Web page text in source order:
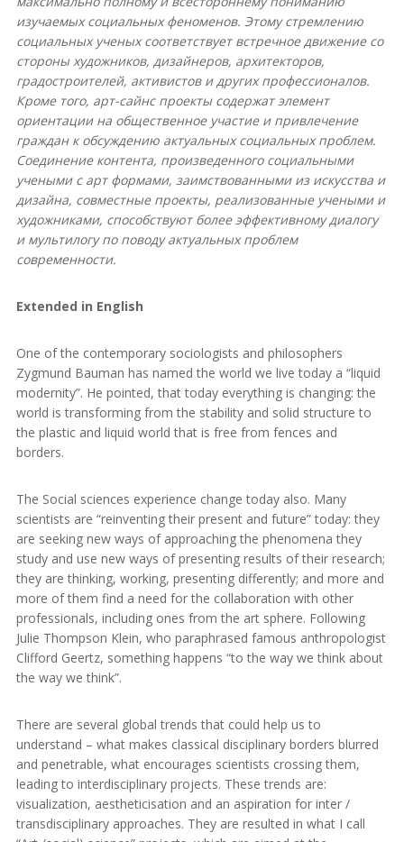
изучаемых социальных феноменов. Этому стремлению
социальных ученых соответствует встречное движение со
стороны художников, дизайнеров, архитекторов,
градостроителей, активистов и других профессионалов.
Кроме того, арт-сайнс проекты содержат элемент
ориентации на общественное участие и привлечение
граждан к обсуждению актуальных социальных проблем.
Соединение контента, произведенного социальными
учеными с арт формами, заимствованными из искусства и
дизайна, совместные проекты, реализованные учеными и
художниками, способствуют более эффективному диалогу
и мультилогу по поводу актуальных проблем
современности.
Extended in English
One of the contemporary sociologists and philosophers
Zygmund Bauman has named the world we live today a “liquid
modernity”. He pointed, that today everything is changing: the
world is transforming from the stability and solid structure to
the plastic and liquid world that is free from fences and
borders.
The Social sciences experience change today also. Many
scientists are “reinventing their present and future” today: they
are seeking new ways of approaching the phenomena they
study and use new ways of presenting results of their research;
they are thinking, working, presenting differently; and more and
more of them find a need for the collaboration with other
professionals, including ones from the art sphere. Following
Julie Thompson Klein, who paraphrased famous anthropologist
Clifford Geertz, something happens “to the way we think about
the way we think”.
There are several global trends that could help us to
understand – what makes classical disciplinary borders blurred
and penetrable, what encourages scientists crossing them,
leading to interdisciplinary projects. These trends are:
visualization, aestheticisation and an aspiration for inter /
transdisciplinary approaches. They are resulted in what I call